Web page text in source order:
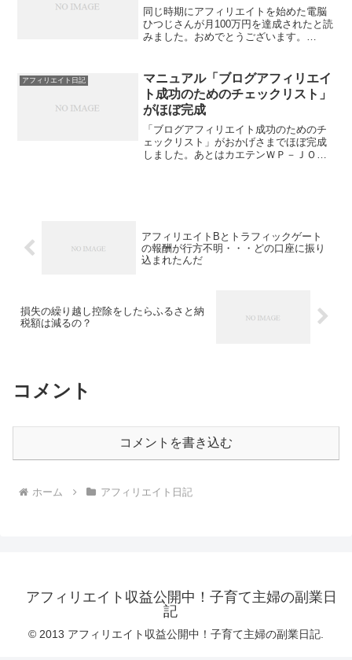
同じ時期にアフィリエイトを始めた電脳
ひつじさんが月100万円を達成されたと読
みました。おめでとうございます。
に始めたので、何となく2012～2013年に
始めた人...
アフィリエイト日記
マニュアル「ブログアフィリエイ
ト成功のためのチェックリスト」
がほぼ完成
「ブログアフィリエイト成功のためのチ
ェックリスト」がおかげさまでほぼ完成
しました。あとはカエテンＷＰ－ＪＯＹ
アフィリエイトBとトラフィックゲート
の報酬が行方不明・・・どの口座に振り
込まれたんだ
損失の繰り越し控除をしたらふるさと納
税額は減るの？
コメント
コメントを書き込む
ホーム アフィリエイト日記
アフィリエイト収益公開中！子育て主婦の副業日
記
© 2013 アフィリエイト収益公開中！子育て主婦の副業日記.